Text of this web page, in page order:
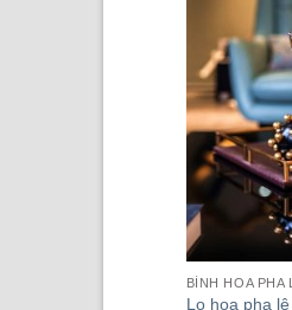
BÌNH HOA PHA
Lọ hoa pha